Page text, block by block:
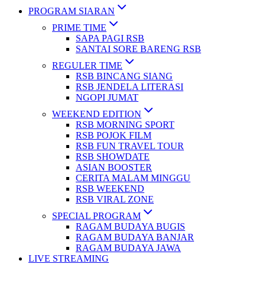
PROGRAM SIARAN
PRIME TIME
SAPA PAGI RSB
SANTAI SORE BARENG RSB
REGULER TIME
RSB BINCANG SIANG
RSB JENDELA LITERASI
NGOPI JUMAT
WEEKEND EDITION
RSB MORNING SPORT
RSB POJOK FILM
RSB FUN TRAVEL TOUR
RSB SHOWDATE
ASIAN BOOSTER
CERITA MALAM MINGGU
RSB WEEKEND
RSB VIRAL ZONE
SPECIAL PROGRAM
RAGAM BUDAYA BUGIS
RAGAM BUDAYA BANJAR
RAGAM BUDAYA JAWA
LIVE STREAMING